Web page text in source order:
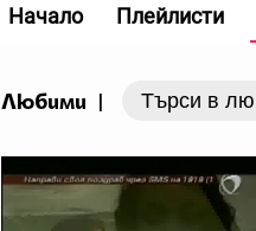
Любими |
Начало Плейлисти